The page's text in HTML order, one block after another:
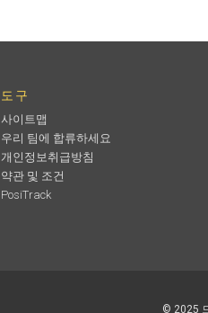
도구
사이트맵
우리 팀에 합류하세요
개인정보취급방침
약관 및 조건
PosiTrack
© 2025